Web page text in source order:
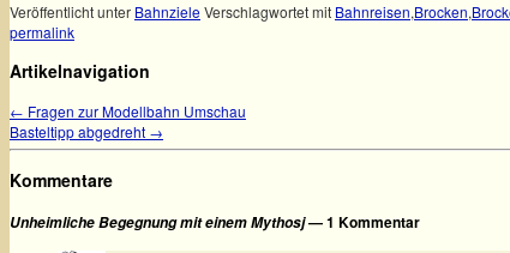
Veröffentlicht unter BahnzieleVerschlagwortet mit Bahnreisen,Brocken,
permalink
Artikelnavigation
← Fragen zur Modellbahn Umschau
Basteltipp abgedreht →
Kommentare
Unheimliche Begegnung mit einem Mythosj— 1 Kommentar